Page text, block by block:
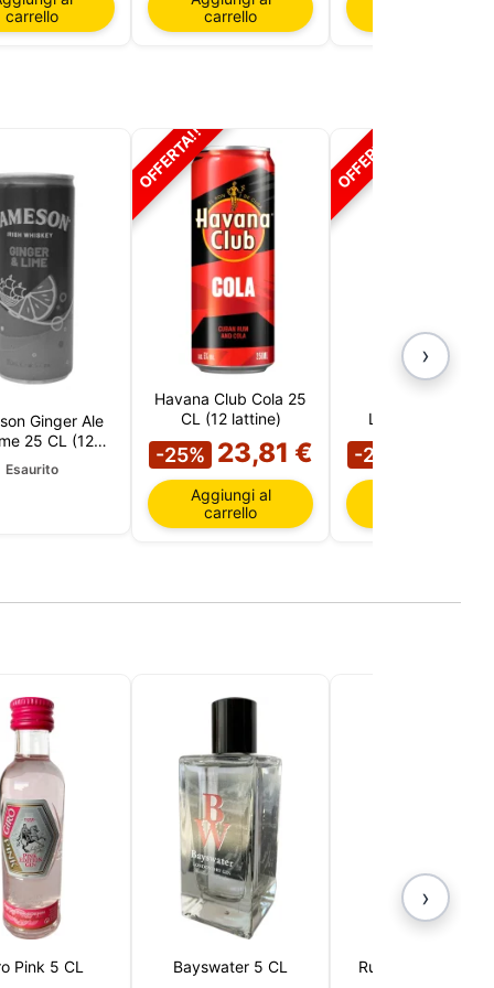
carrello
carrello
Ginger Ale
25 CL (12
lattine)
Esaurito
OFFERTA!!
Havana Club Cola 25
CL (12 lattine)
-25% 23,81 €
Aggiungi al
carrello
OFFERTA!!
Lemon 25 CL (12
-25%
›
Pink 5 CL Bayswater 5 CL
Russian Standard
›
da